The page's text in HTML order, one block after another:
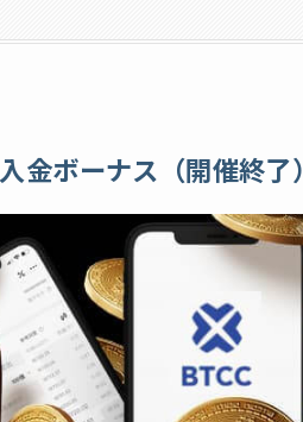
金ボーナス（開催終了）